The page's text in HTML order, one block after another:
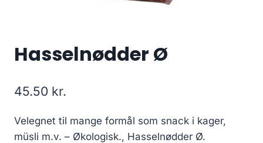
Hasselnødder Ø
45.50 kr.
Velegnet til mange formål som snack i kager,
müsli m.v. – Økologisk., Hasselnødder Ø.